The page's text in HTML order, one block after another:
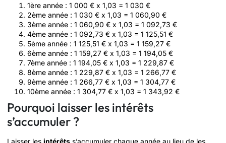
1ère année : 1 000 € x 1,03 = 1 030 €
2ème année : 1 030 € x 1,03 = 1 060,90 €
3ème année : 1 060,90 € x 1,03 = 1 092,73 €
4ème année : 1 092,73 € x 1,03 = 1 125,51 €
5ème année : 1 125,51 € x 1,03 = 1 159,27 €
6ème année : 1 159,27 € x 1,03 = 1 194,05 €
7ème année : 1 194,05 € x 1,03 = 1 229,87 €
8ème année : 1 229,87 € x 1,03 = 1 266,77 €
9ème année : 1 266,77 € x 1,03 = 1 304,77 €
10ème année : 1 304,77 € x 1,03 = 1 343,92 €
Pourquoi laisser les intérêts
s’accumuler ?
Laisser les intérêts s’accumuler chaque année au lieu de les